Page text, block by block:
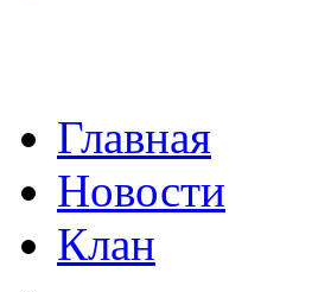
Главная
Новости
Клан